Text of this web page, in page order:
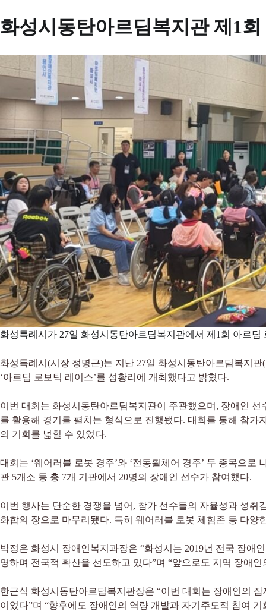
화성시동탄아르딤복지관 제1
화성특례시가 27일 화성시동탄아르딤복지관에서 제1회 아르
화성특례시(시장 정명근)는 지난 27일 화성시동탄아르딤복지
‘아르딤 로보틱 레이스’를 성황리에 개최했다고 밝혔다.
이번 대회는 화성시동탄아르딤복지관이 주관했으며, 장애인
를 활용해 경기를 펼치는 형식으로 진행됐다. 대회를 통해 참
의 기회를 넓힐 수 있었다.
대회는 ‘웨어러블 로봇 경주’와 ‘전동휠체어 경주’ 두 종목으
관 5개소 등 총 7개 기관에서 20명의 장애인 선수가 참여했다.
이번 행사는 단순한 경쟁을 넘어, 참가 선수들의 자율성과 성취
화합의 장으로 마무리됐다. 특히 웨어러블 로봇 체험존 등 다
박정은 화성시 장애인복지과장은 “화성시는 2019년 전국 장애
영하며 전국적 확산을 선도하고 있다”며 “앞으로도 지역 장애
한근식 화성시동탄아르딤복지관장은 “이번 대회는 장애인의
이었다”며 “향후에도 장애인의 역량 개발과 자기주도적 참여